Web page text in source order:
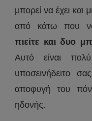
μπορεί να έχει και
από κάτω που
πιείτε και δυο
Αυτό είναι
υποσεινήδειτο
αποφυγή του
ηδονής.